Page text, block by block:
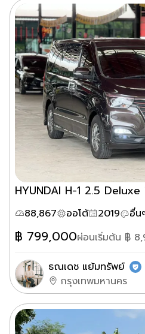
HYUNDAI H-1 2.5
88,867 ออโต้ 2019 อื่น
฿ 799,000ผ่อนเริ่มต้น ฿
ธณเดช แย้มทรัพย์
กรุงเทพมหานคร